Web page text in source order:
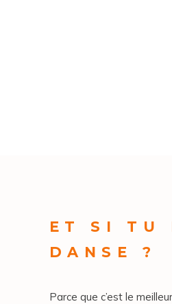
ET SI TU
DANSE ?
Parce que c’est le